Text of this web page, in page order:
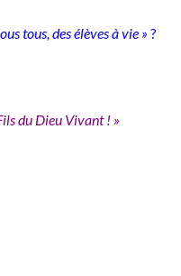
tous, des élèves à vie » ?
du Dieu Vivant ! »